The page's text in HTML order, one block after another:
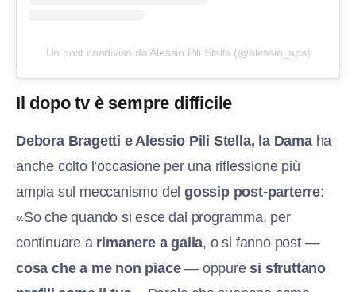
Un post condiviso da Alessio Pili Stella (@alessio_aps)
Il dopo tv è sempre difficile
Debora Bragetti e Alessio Pili Stella, la Damaha
anche colto l’occasione per una riflessione più
ampia sul meccanismo delgossip post-parterre:
«So che quando si esce dal programma, per
continuare a rimanere a galla, o si fanno post —
cosa che a me non piace— oppuresi sfruttano